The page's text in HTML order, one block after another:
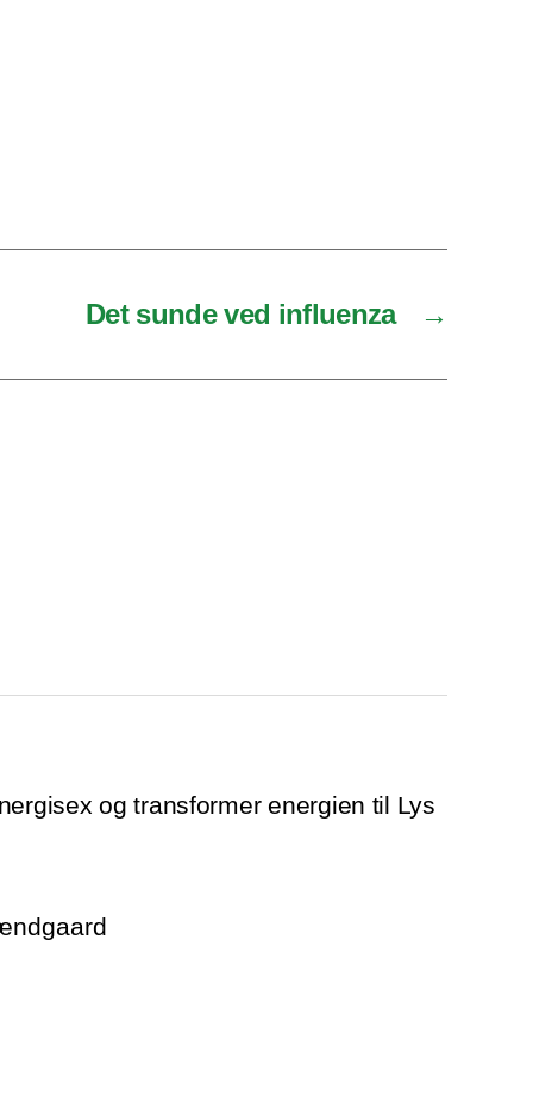
→
Det sunde ved influenza
og transformer energien til Lys